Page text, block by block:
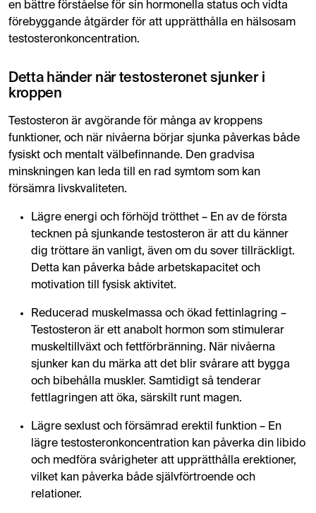
en bättre förståelse för sin hormonella status och vidta
förebyggande åtgärder för att upprätthålla en hälsosam
testosteronkoncentration.
Detta händer när testosteronet sjunker i
kroppen
Testosteron är avgörande för många av kroppens
funktioner, och när nivåerna börjar sjunka påverkas både
fysiskt och mentalt välbefinnande. Den gradvisa
minskningen kan leda till en rad symtom som kan
försämra livskvaliteten.
Lägre energi och förhöjd trötthet – En av de första
tecknen på sjunkande testosteron är att du känner
dig tröttare än vanligt, även om du sover tillräckligt.
Detta kan påverka både arbetskapacitet och
motivation till fysisk aktivitet.
Reducerad muskelmassa och ökad fettinlagring –
Testosteron är ett anabolt hormon som stimulerar
muskeltillväxt och fettförbränning. När nivåerna
sjunker kan du märka att det blir svårare att bygga
och bibehålla muskler. Samtidigt så tenderar
fettlagringen att öka, särskilt runt magen.
Lägre sexlust och försämrad erektil funktion – En
lägre testosteronkoncentration kan påverka din libido
och medföra svårigheter att upprätthålla erektioner,
vilket kan påverka både självförtroende och
relationer.